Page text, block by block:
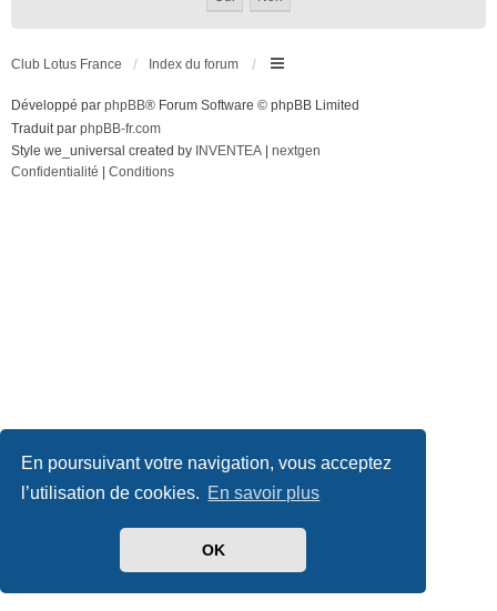
En poursuivant votre navigation, vous acceptez
l’utilisation de cookies. En savoir plus
OK
Club Lotus France Index du forum
Développé par phpBB® Forum Software © phpBB Limited
Traduit par phpBB-fr.com
Style we_universal created by INVENTEA
nextgen
Confidentialité
Conditions